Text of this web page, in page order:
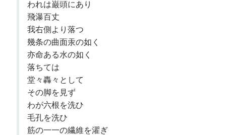
われは巌頭にあり
飛瀑百丈
我右側より落つ
幾条の曲面汞の如く
亦命ある水の如く
落ちては
堂々轟々として
その脚を見ず
わが六根を洗ひ
毛孔を洗ひ
筋の一一の繊維を濯ぎ